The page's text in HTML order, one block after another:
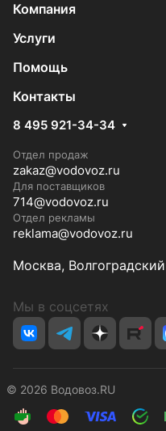
Компания
Услуги
Помощь
Контакты
8 495 921-34-34
Отдел продаж
zakaz@vodovoz.ru
Для поставщиков
714@vodovoz.ru
Отдел рекламы
reklama@vodovoz.ru
Москва,
Мы в соцсетях
© 2026 Водовоз.RU